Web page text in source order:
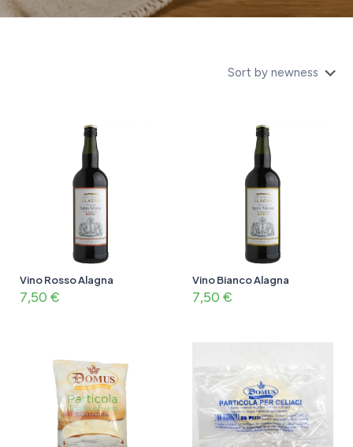
Vino Rosso Alagna
7,50 €
Vino Bianco Alagna
7,50 €